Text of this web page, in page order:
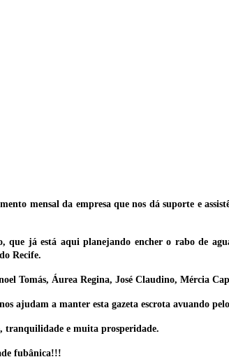
mensal da empresa que nos dá suporte e
que já está aqui planejando encher o rabo de
Recife.
Tomás, Áurea Regina, José Claudino, Mércia
ajudam a manter esta gazeta escrota avuando
tranquilidade e muita prosperidade.
fubânica!!!